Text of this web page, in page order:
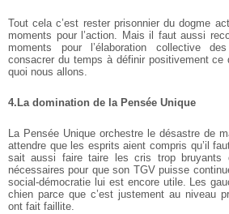
Tout cela c’est rester prisonnier du dogme
moments pour l’action. Mais il faut aussi
moments pour l’élaboration collective
consacrer du temps à définir positivement ce
quoi nous allons.
4.La domination de la Pensée Unique
La Pensée Unique orchestre le désastre de
attendre que les esprits aient compris qu’il
sait aussi faire taire les cris trop bruyants
nécessaires pour que son TGV puisse
social-démocratie lui est encore utile. Les
chien parce que c’est justement au niveau
ont fait faillite.